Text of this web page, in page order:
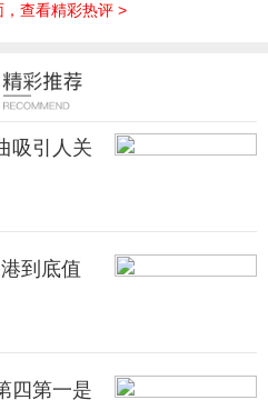
查看精彩热评 >
吸引人关
到底值
四第一是